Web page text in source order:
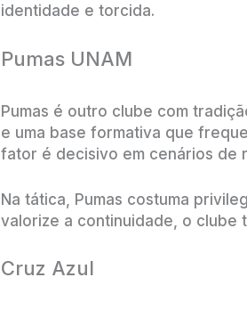
identidade e torcida.
Pumas UNAM
Pumas é outro clube com
e uma base formativa que
fator é decisivo em cenários de
Na tática, Pumas costuma
valorize a continuidade, o clube
Cruz Azul